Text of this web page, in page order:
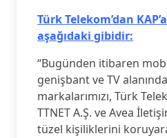
Türk Telekom’dan
aşağıdaki gibidir:
“Bugünden itibaren
genişbant ve TV
markalarımızı, Türk
TTNET A.Ş. ve Avea
tüzel kişiliklerini